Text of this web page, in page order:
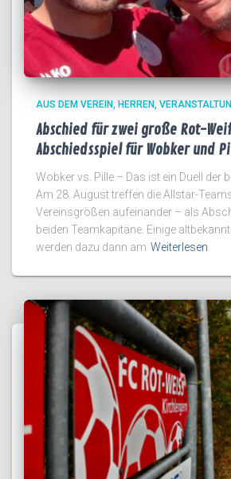
AUS DEM VEREIN HERREN
Abschied für zwei große Rot-
Abschiedsspiel für Wobker und
Wobker vs. Pille – Das ist ein Duell der
Am 28. August treffen die Allstar-
Vereinsgrößen aufeinander – als
beiden Teamkapitäne. Einige
werden dazu dann am Weiterlesen